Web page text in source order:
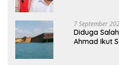
7 September
Diduga
Ahmad Ikut